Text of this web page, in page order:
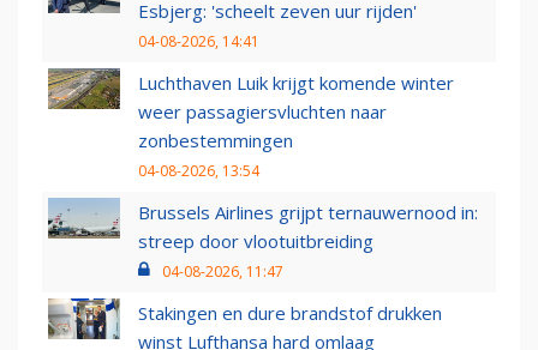
Esbjerg: 'scheelt zeven uur rijden'
04-08-2026, 14:41
Luchthaven Luik krijgt komende winter
weer passagiersvluchten naar
zonbestemmingen
04-08-2026, 13:54
Brussels Airlines grijpt ternauwernood in:
streep door vlootuitbreiding
04-08-2026, 11:47
Stakingen en dure brandstof drukken
winst Lufthansa hard omlaag